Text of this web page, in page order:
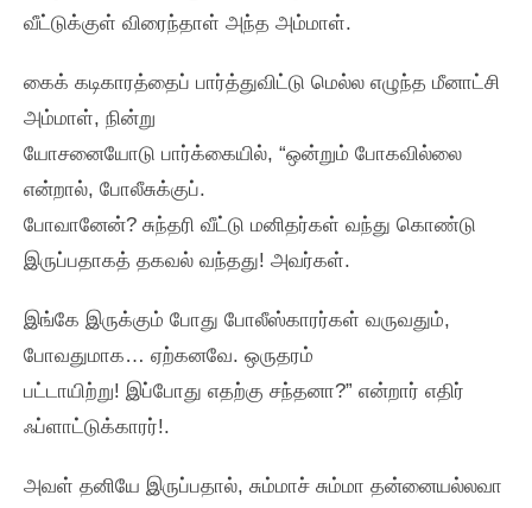
வீட்டுக்குள்‌ விரைந்தாள்‌ அந்த அம்மாள்‌.
கைக்‌ கடிகாரத்தைப்‌ பார்த்துவிட்டு மெல்ல எழுந்த மீனாட்சி
அம்மாள்‌, நின்று
யோசனையோடு பார்க்கையில்‌, “ஒன்றும்‌ போகவில்லை
என்றால்‌, போலீசுக்குப்‌.
போவானேன்‌? சுந்தரி வீட்டு மனிதர்கள்‌ வந்து கொண்டு
இருப்பதாகத்‌ தகவல்‌ வந்தது! அவர்கள்‌.
இங்கே இருக்கும்‌ போது போலீஸ்காரர்கள்‌ வருவதும்‌,
போவதுமாக… ஏற்கனவே. ஒருதரம்‌
பட்டாயிற்று! இப்போது எதற்கு சந்தனா?” என்றார்‌ எதிர்‌
ஃப்ளாட்டுக்காரர்‌!.
அவள்‌ தனியே இருப்பதால்‌, சும்மாச்‌ சும்மா தன்னையல்லவா